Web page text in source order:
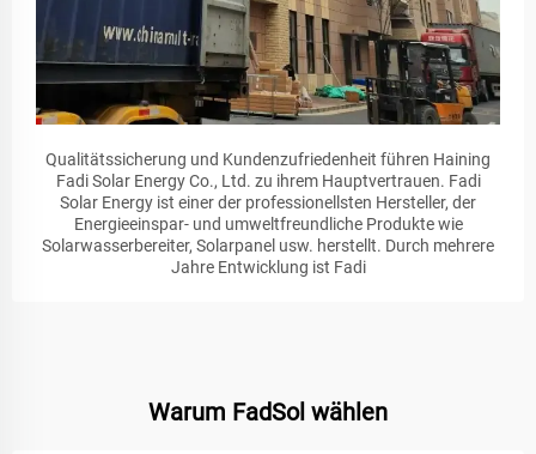
Qualitätssicherung und Kundenzufriedenheit führen Haining
Fadi Solar Energy Co., Ltd. zu ihrem Hauptvertrauen. Fadi
Solar Energy ist einer der professionellsten Hersteller, der
Energieeinspar- und umweltfreundliche Produkte wie
Solarwasserbereiter, Solarpanel usw. herstellt. Durch mehrere
Jahre Entwicklung ist Fadi
Warum FadSol wählen